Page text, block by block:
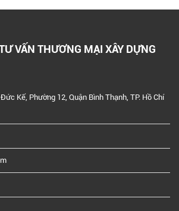
VẤN THƯƠNG MẠI XÂY DỰNG
Kế, Phường 12, Quận Bình Thạnh, TP. Hồ Chí